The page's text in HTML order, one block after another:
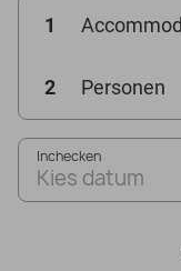
1
2 Personen
Inchecken
Kies datum